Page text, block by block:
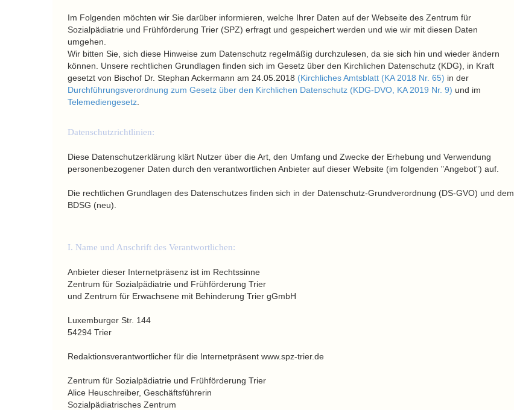
Im Folgenden möchten wir Sie darüber informieren, welche Ihrer Daten auf der Webseite des Zentrum für
Sozialpädiatrie und Frühförderung Trier (SPZ) erfragt und gespeichert werden und wie wir mit diesen Daten
umgehen.
Wir bitten Sie, sich diese Hinweise zum Datenschutz regelmäßig durchzulesen, da sie sich hin und wieder ändern
können. Unsere rechtlichen Grundlagen finden sich im Gesetz über den Kirchlichen Datenschutz (KDG), in Kraft
gesetzt von Bischof Dr. Stephan Ackermann am 24.05.2018 (Kirchliches Amtsblatt (KA 2018 Nr. 65) in der
Durchführungsverordnung zum Gesetz über den Kirchlichen Datenschutz (KDG-DVO, KA 2019 Nr. 9) und im
Telemediengesetz
Datenschutzrichtlinien:
Diese Datenschutzerklärung klärt Nutzer über die Art, den Umfang und Zwecke der Erhebung und Verwendung
personenbezogener Daten durch den verantwortlichen Anbieter auf dieser Website (im folgenden "Angebot”) auf.
Die rechtlichen Grundlagen des Datenschutzes finden sich in der Datenschutz-Grundverordnung (DS-GVO) und dem
BDSG (neu).
I. Name und Anschrift des Verantwortlichen:
Anbieter dieser Internetpräsenz ist im Rechtssinne
Zentrum für Sozialpädiatrie und Frühförderung Trier
und Zentrum für Erwachsene mit Behinderung Trier gGmbH
Luxemburger Str. 144
54294 Trier
Redaktionsverantwortlicher für die Internetpräsent www.spz-trier.de
Zentrum für Sozialpädiatrie und Frühförderung Trier
Alice Heuschreiber, Geschäftsführerin
Sozialpädiatrisches Zentrum